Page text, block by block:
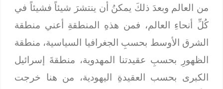
من العالم وبعدَ ذلكَ يمكنُ أن ينتشرَ شيئاً فشيئاً في
كُلِّ أنحاءِ العالم، فمن هذهِ المنطقةِ أعني منطقة
الشرق الأوسط بحسبِ الجغرافيا السياسية، منطقة
الظهورِ بحسبِ عقيدتنا المهدوية، منطقةَ إسرائيل
الكبرى بحسب العقيدةِ اليهودية، من هنا خرجت